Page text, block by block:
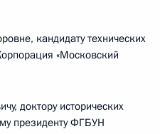
кандидату технических
«Московский
доктору исторических
президенту ФГБУН